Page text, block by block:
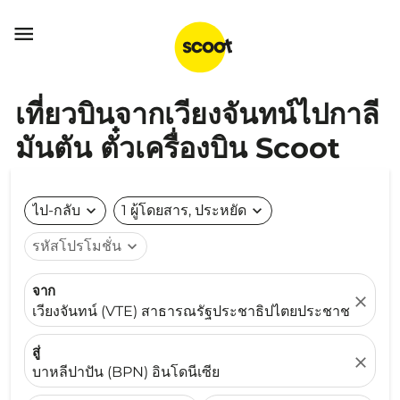

เที่ยวบินจากเวียงจันทน์ไปกาลี
มันตัน ตั๋วเครื่องบิน Scoot
ไป-กลับ expand_more 1 ผู้โดยสาร, ประหยัด expand_more
รหัสโปรโมชั่น expand_more
จาก
เวียงจันทน์ (VTE) สาธารณรัฐประชาธิปไตยประชาชนลาว
close
สู่
บาหลีปาปัน (BPN) อินโดนีเซีย
close